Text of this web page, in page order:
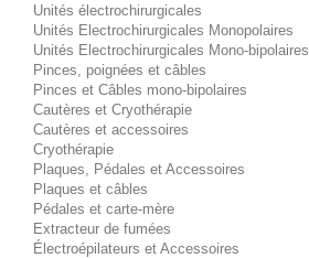
Unités électrochirurgicales
Unités Electrochirurgicales Monopolaires
Unités Electrochirurgicales Mono-bipolaires
Pinces, poignées et câbles
Pinces et Câbles mono-bipolaires
Cautères et Cryothérapie
Cautères et accessoires
Cryothérapie
Plaques, Pédales et Accessoires
Plaques et câbles
Pédales et carte-mère
Extracteur de fumées
Électroépilateurs et Accessoires